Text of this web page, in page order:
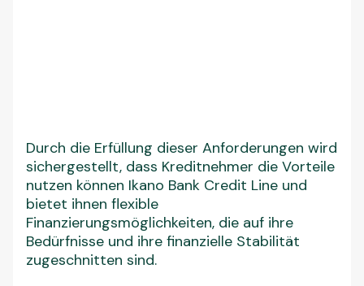
✅ Kopie Ihres Personalausweises oder
Reisepasses
✅ Einkommensnachweis
✅ Nachweis des Wohnsitzes
✅ Kontoauszüge (letzte Monate)
Ein Tipp für Sie…